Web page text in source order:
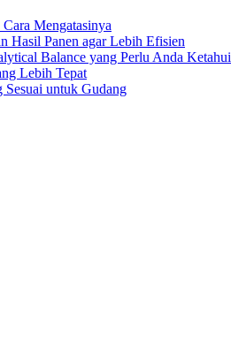
Mengatasinya
Hasil Panen agar Lebih Efisien
Balance yang Perlu Anda Ketahui
Lebih Tepat
untuk Gudang